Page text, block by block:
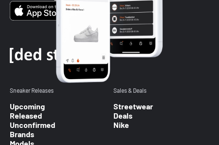
Sneaker Releases
Upcoming
Released
Unconfirmed
Brands
Sales & Deals
Streetwear
Deals
Nike